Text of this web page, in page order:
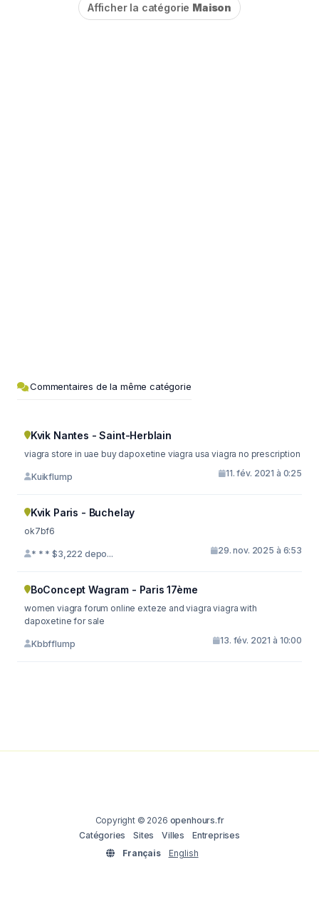
Afficher la catégorie Maison
Commentaires de la même catégorie
Kvik Nantes - Saint-Herblain
viagra store in uae buy dapoxetine viagra usa viagra no prescription
Kuikflump 11. fév. 2021 à 0:25
Kvik Paris - Buchelay
ok7bf6
* * * $3,222 depo... 29. nov. 2025 à 6:53
BoConcept Wagram - Paris 17ème
women viagra forum online exteze and viagra viagra with
dapoxetine for sale
Kbbfflump 13. fév. 2021 à 10:00
Copyright © 2026 openhours.fr
Catégories
Sites Villes
Entreprises
Français
English